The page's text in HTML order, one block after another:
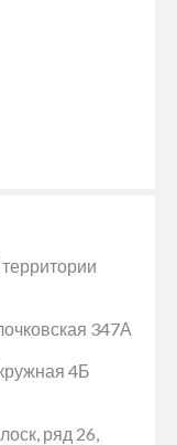
347А
4Б
ряд 26,